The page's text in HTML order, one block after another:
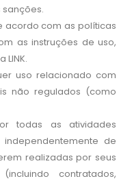
acordo com as políticas
as instruções de uso,
uso relacionado com
não regulados (como
todas as atividades
de
realizadas por seus
contratados,